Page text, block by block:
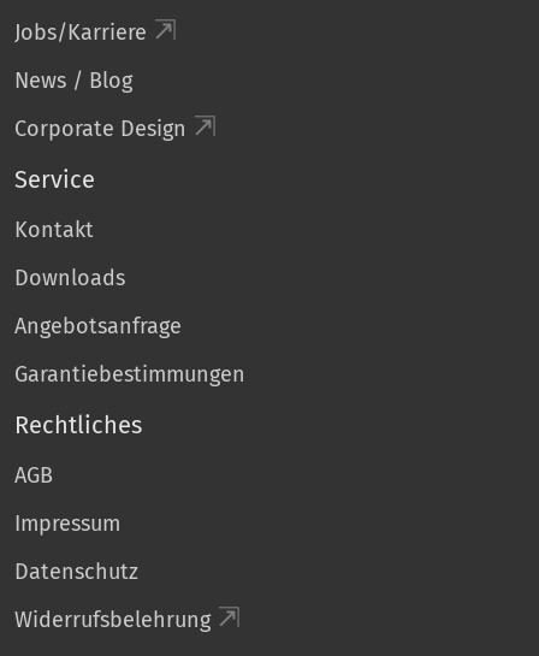
Jobs/Karriere
News / Blog
Corporate Design
Service
Kontakt
Downloads
Angebotsanfrage
Garantiebestimmungen
Rechtliches
AGB
Impressum
Datenschutz
Widerrufsbelehrung